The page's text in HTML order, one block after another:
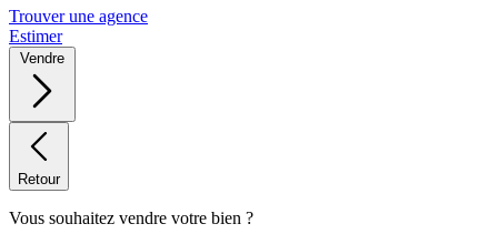
Trouver une agence
Estimer
Vendre
Retour
Vous souhaitez vendre votre bien ?